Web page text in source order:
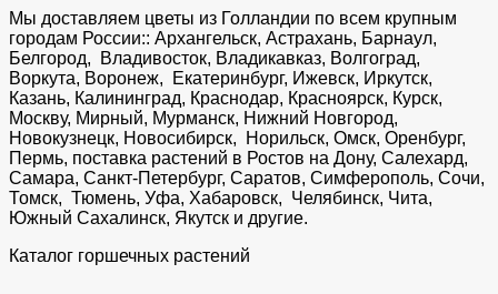
Мы доставляем цветы из Голландии по всем крупным
городам России:: Архангельск, Астрахань, Барнаул,
Белгород, Владивосток, Владикавказ, Волгоград,
Воркута, Воронеж, Екатеринбург, Ижевск, Иркутск,
Казань, Калининград, Краснодар, Красноярск, Курск,
Москву, Мирный, Мурманск, Нижний Новгород,
Новокузнецк, Новосибирск, Норильск, Омск, Оренбург,
Пермь, поставка растений в Ростов на Дону, Салехард,
Самара, Санкт-Петербург, Саратов, Симферополь, Сочи,
Томск, Тюмень, Уфа, Хабаровск, Челябинск, Чита,
Южный Сахалинск, Якутск и другие.
Каталог горшечных растений